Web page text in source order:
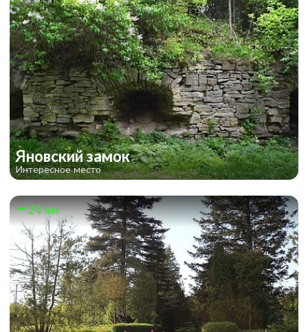
Яновский замок
Интересное место
24 км